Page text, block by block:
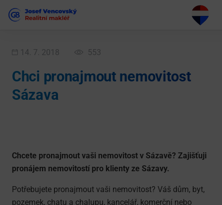
14. 7. 2018 553
Chci pronajmout nemovitost
Sázava
Chcete pronajmout vaši nemovitost v Sázavě? Zajišťuji
pronájem nemovitostí pro klienty ze Sázavy.
Potřebujete pronajmout vaši nemovitost? Váš dům, byt,
pozemek, chatu a chalupu, kancelář, komerční nebo